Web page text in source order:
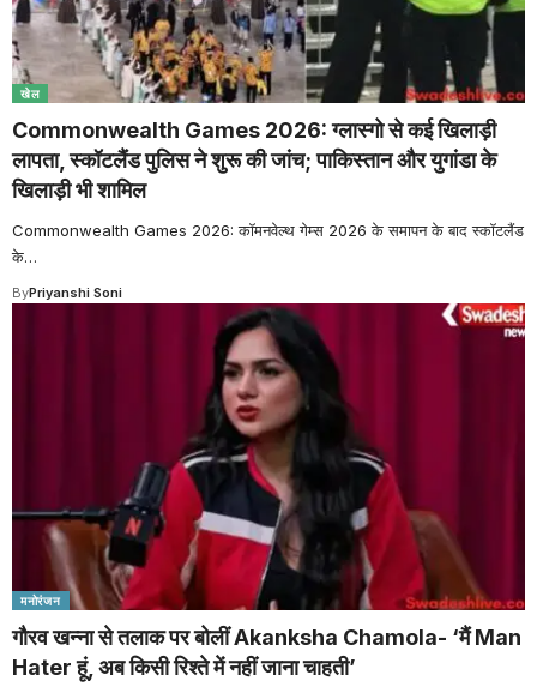
खेल
Commonwealth Games 2026: ग्लास्गो से कई खिलाड़ी
लापता, स्कॉटलैंड पुलिस ने शुरू की जांच; पाकिस्तान और युगांडा के
खिलाड़ी भी शामिल
Commonwealth Games 2026: कॉमनवेल्थ गेम्स 2026 के समापन के बाद स्कॉटलैंड
के…
ByPriyanshi Soni
मनोरंजन
गौरव खन्ना से तलाक पर बोलीं Akanksha Chamola- ‘मैं Man
Hater हूं, अब किसी रिश्ते में नहीं जाना चाहती’